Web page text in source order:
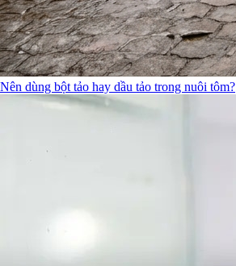
Nên dùng bột tảo hay dầu tảo trong nuôi tôm?